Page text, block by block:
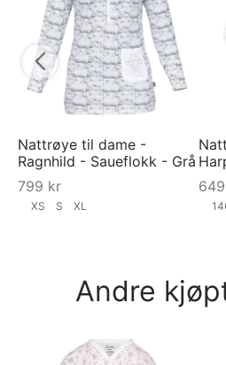
Nattrøye til dame -
Ragnhild - Saueflokk - Grå
799 kr
XS S XL
649
Andre